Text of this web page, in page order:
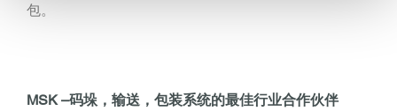
包。
MSK –码垛，输送，包装系统的最佳行业合作伙伴